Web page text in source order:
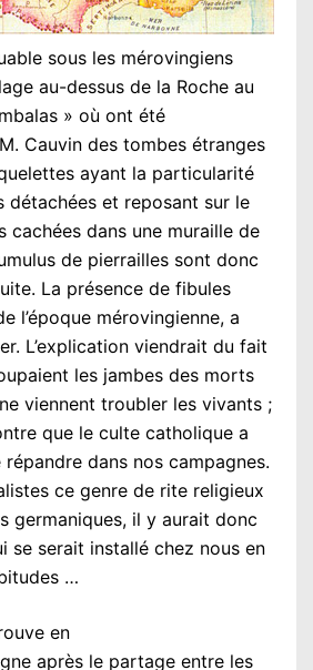
sous les mérovingiens
au-dessus de la Roche au
» où ont été
Cauvin des tombes étranges
ayant la particularité
détachées et reposant sur le
cachées dans une muraille de
de pierrailles sont donc
La présence de fibules
l’époque mérovingienne, a
L’explication viendrait du fait
les jambes des morts
viennent troubler les vivants ;
que le culte catholique a
dans nos campagnes.
ce genre de rite religieux
germaniques, il y aurait donc
se serait installé chez nous en
…
en
après le partage entre les